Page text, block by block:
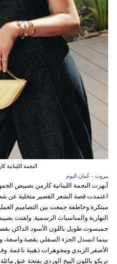
النجمة
بيروت - عُمان اليوم
أبهرت النجمة اللبنانية كارمن بصيبص
اعتمدت قصة الشعر القصير متخلية عن
مبتكرة وخاطفة جمعت بين التصاميم
النهارية والمناسبات الرسمية. ولفتت
جمبسوت طويل باللون الأسود الداكن
بينما انسدل الجزء السفلي بقصة
الأصفر الزبدي ومجوهرات ذهبية ناعمة.
تريكو باللون البيج الوردي بفتحة عنق